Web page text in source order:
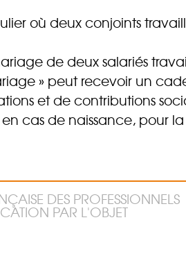
où deux conjoints
de deux salariés
» peut recevoir un
et de contributions
cas de naissance, pour
DES PROFESSIONNELS
PAR L'OBJET